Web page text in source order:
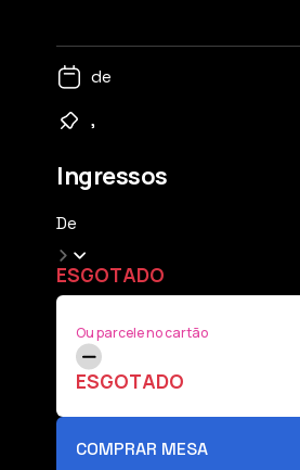
de
,
Ingressos
De
ESGOTADO
Ou parcele no cartão
ESGOTADO
COMPRAR MESA